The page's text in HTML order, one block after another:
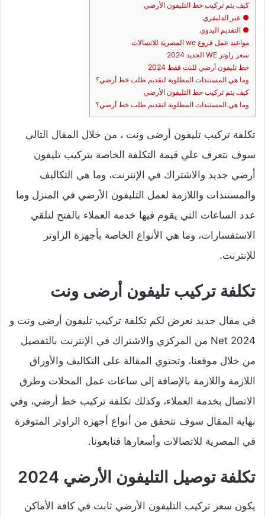
كيف يتم تركيب خط التليفون الأرضي
● عبر الدليفري
● التقديم اليدوي
مواعيد عمل فروع we المصرية للاتصالات
سعر راوتر WE الجديد 2024
خط تليفون أرضي للنت فقط 2024
وما هي المستندات المطلوبة لتقديم طلب خط أرضي؟
كيف يتم تركيب خط التليفون الأرضي
وما هي المستندات المطلوبة لتقديم طلب خط أرضي؟
تكلفة تركيب تليفون أرضى ونت ، من خلال المقال التالي
سوف نتعرف علي قيمة التكلفة الخاصة بتركيب تليفون
أرضي جديد والاشتراك في الإنترنت، وما هي التكاليف
والمستندات واللازمة لعمل التليفون الأرضي في المنزل وما
عدد الساعات التي يقوم فيها خدمة العملاء بالفتح لتلقي
الاستفسارات، وما هي الأنواع الخاصة بأجهزة الراوتر
للإنترنت.
تكلفة تركيب تليفون أرضى ونت
في مقال جديد نعرض لكم تكلفة تركيب تليفون أرضى ونت و
Net 2024 من المركزي والاشتراك في الإنترنت بالتفصيل
من خلال موقعنا، وتحتوي المقالة على التكاليف والأوراق
اللازمة واللازمة بالإضافة إلى ساعات عمل المحلات وطرق
الاتصال بخدمة العملاء، وكذلك تكلفة تركيب خط أرضي، وفي
نهاية المقال سوف نتحقق من أنواع أجهزة الراوتر المتوفرة
في المصرية للاتصالات وأسعارها فتابعونا.
تكلفة توصيل التليفون الأرضي 2024
يكون سعر تركيب التليفون الأرضي ثابت في كافة الأماكن